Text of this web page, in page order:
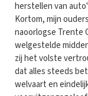
herstellen van
Kortom, mijn
naoorlogse Trente
welgestelde
zij het volste
dat alles steeds
welvaart en